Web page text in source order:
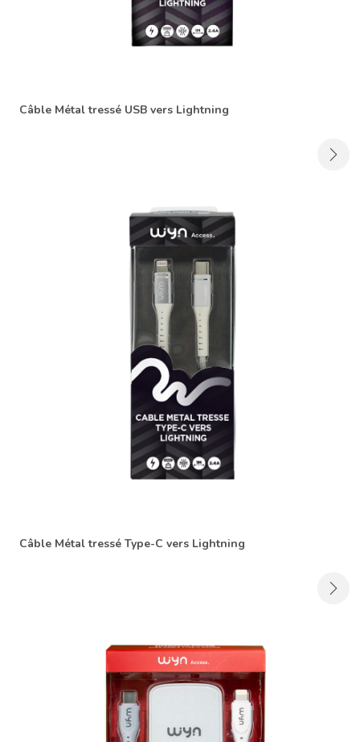
Câble Métal tressé USB vers Lightning
Câble Métal tressé Type-C vers Lightning